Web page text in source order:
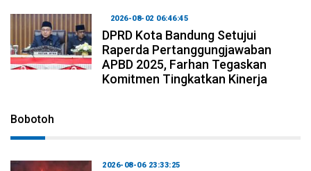
2026-08-02 06:46:45
DPRD Kota Bandung Setujui
Raperda Pertanggungjawaban
APBD 2025, Farhan Tegaskan
Komitmen Tingkatkan Kinerja
Bobotoh
2026-08-06 23:33:25